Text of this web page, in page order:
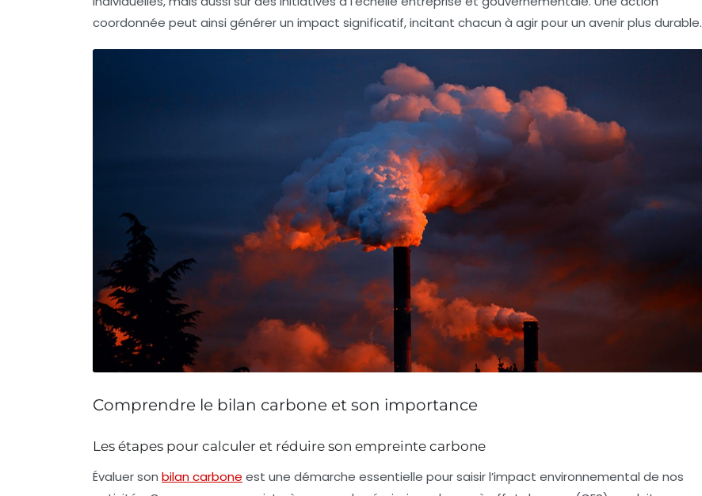
coordonnée peut ainsi générer un impact significatif, incitant chacun à agir pour un avenir plus durable.
Comprendre le bilan carbone et son importance
Les étapes pour calculer et réduire son empreinte carbone
Évaluer son bilan carbone est une démarche essentielle pour saisir l’impact environnemental de nos